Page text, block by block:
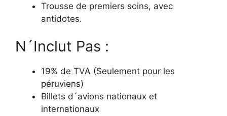
Trousse de premiers soins, avec
antidotes.
N´Inclut Pas :
19% de TVA (Seulement pour les
péruviens)
Billets d´avions nationaux et
internationaux